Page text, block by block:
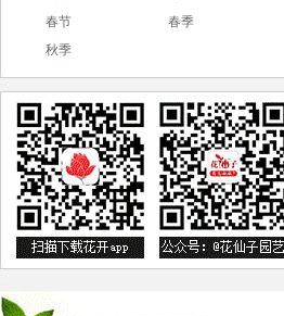
春节
春季
秋季